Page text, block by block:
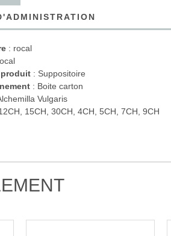
: rocal
produit : Suppositoire
: Boite carton
Vulgaris
15CH, 30CH, 4CH, 5CH, 7CH, 9CH